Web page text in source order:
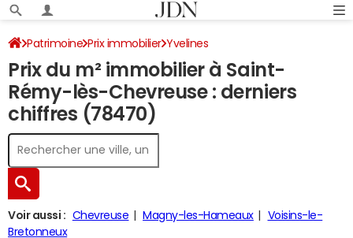
Patrimoine Prix immobilier Yvelines
Saint-Rémy-lès-Chevreuse
Prix du m² immobilier à Saint-
Rémy-lès-Chevreuse : derniers
chiffres (78470)
Voir aussi : Chevreuse Magny-les-Hameaux
Voisins-le-
Bretonneux